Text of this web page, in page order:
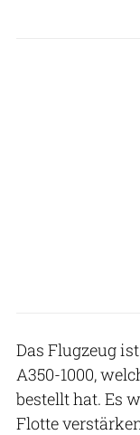
Das Flugzeug
A350-1000,
bestellt hat. Es
Flotte